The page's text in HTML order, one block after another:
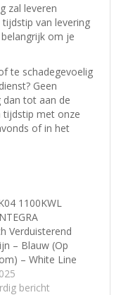
zal leveren
van levering
om je
te schadegevoelig
Geen
dan tot aan de
met onze
of in het
1100KWL
Verduisterend
– Blauw (Op
– White Line
bericht